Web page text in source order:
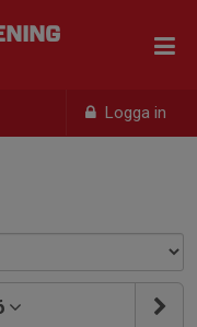
Logga in